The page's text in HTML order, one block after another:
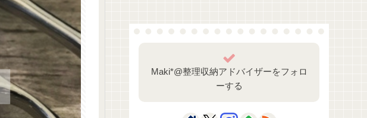
Maki*@整理収納アドバイザーをフォロ
ーする